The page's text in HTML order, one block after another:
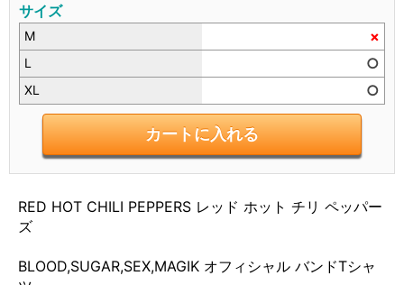
サイズ
M ×
L ○
XL ○
RED HOT CHILI PEPPERS レッド ホット チリ ペッパー
ズ
BLOOD,SUGAR,SEX,MAGIK オフィシャル バンドTシャ